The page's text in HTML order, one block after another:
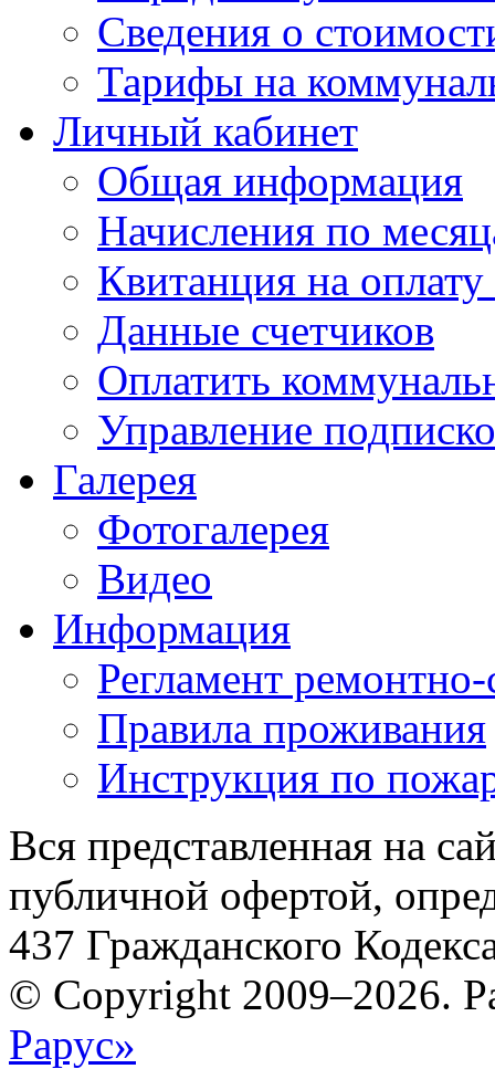
Сведения о
Тарифы на
Личный кабинет
Общая информация
Начисления по
Квитанция на
Данные счетчиков
Оплатить
Управление
Галерея
Фотогалерея
Видео
Информация
Регламент
Правила проживания
Инструкция по
Вся представленная на
публичной офертой,
437 Гражданского
© Copyright 2009–2026.
Рарус»